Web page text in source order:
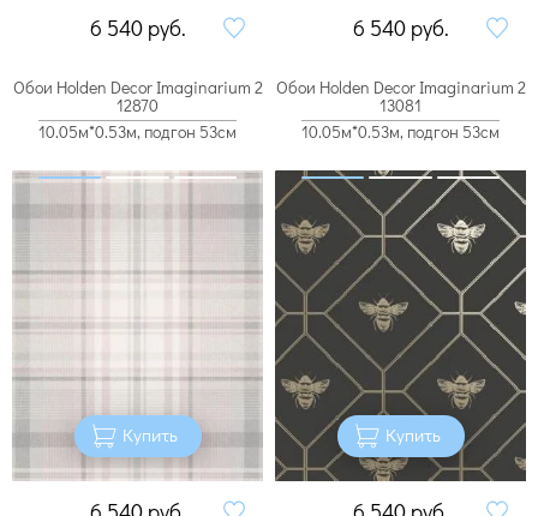
6 540 руб. 6 540 руб.
Обои Holden Decor Imaginarium 2
12870
10.05м*0.53м, подгон 53см
Купить
Обои Holden Decor Imaginarium 2
13081
10.05м*0.53м, подгон 53см
Купить